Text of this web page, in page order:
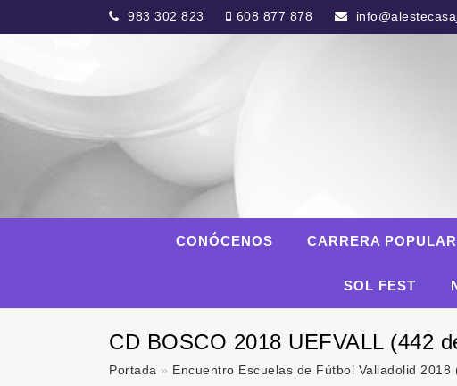
983 302 823 608 877 878
CONÓCENOS CARRERA
SOL FEST
CD BOSCO 2018 UEFVALL (442
Portada » Encuentro Escuelas de Fútbol Valladolid 2018